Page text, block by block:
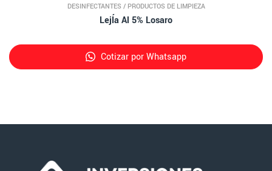
DESINFECTANTES / PRODUCTOS DE LIMPIEZA
LejÍa Al 5% Losaro
Cotizar por Whatsapp